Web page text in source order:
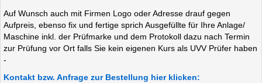
Auf Wunsch auch mit Firmen Logo oder Adresse drauf gegen
Aufpreis, ebenso fix und fertige sprich Ausgefüllte für Ihre Anlage/
Maschine inkl. der Prüfmarke und dem Protokoll dazu nach Termin
zur Prüfung vor Ort falls Sie kein eigenen Kurs als UVV Prüfer haben
-
Kontakt bzw. Anfrage zur Bestellung hier klicken: